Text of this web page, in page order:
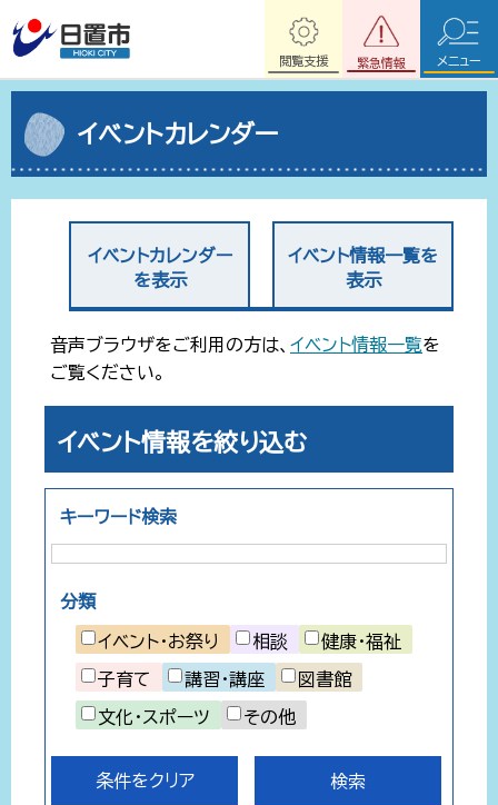
緊急情報
閲覧支援 メニュー
イベントカレンダー
イベントカレンダー
を表示
イベント情報一覧を
表示
音声ブラウザをご利用の方は、 イベント情報一覧を
ご覧ください。
イベント情報を絞り込む
キーワード検索
分類
イベント・お祭り 相談 健康・福祉
子育て 講習・講座 図書館
文化・スポーツ その他
条件をクリア